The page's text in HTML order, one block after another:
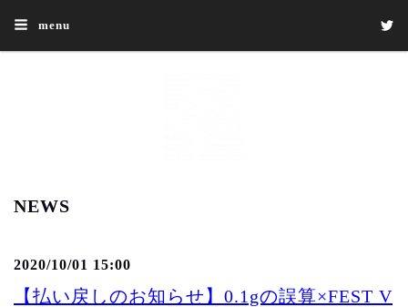
menu
NEWS
2020/10/01 15:00
【払い戻しのお知らせ】0.1gの誤算×FEST V